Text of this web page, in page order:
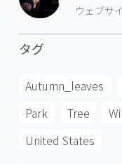
ウェブサ
タグ
Autumn_leaves
Park
Tree
United States